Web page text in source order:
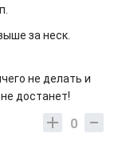
за неск.
не делать и
достанет!
0